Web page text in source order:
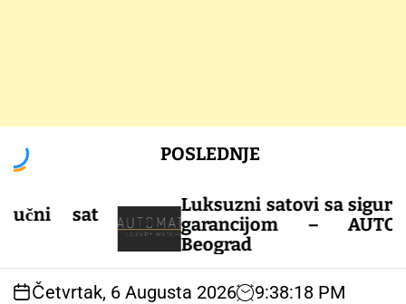
o
POSLEDNJE
sat
Luksuzni satovi sa sigurnošću i
garancijom – AUTOMATIC
Beograd
Četvrtak, 6 Augusta 2026 9:38:18 PM